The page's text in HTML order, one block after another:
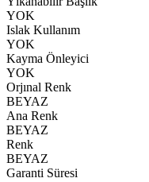
YOK
Islak Kullanım
YOK
Kayma Önleyici
YOK
Orjınal Renk
BEYAZ
Ana Renk
BEYAZ
Renk
BEYAZ
Garanti Süresi